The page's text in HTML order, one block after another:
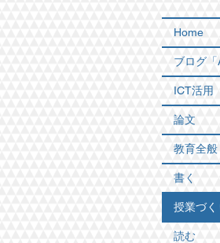
Home
ブログ「
ICT活用
論文
教育全般
書く
授業づく
読む